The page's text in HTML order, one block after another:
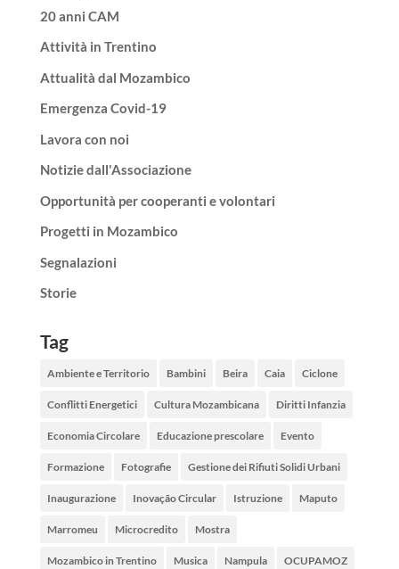
20 anni CAM
Attività in Trentino
Attualità dal Mozambico
Emergenza Covid-19
Lavora con noi
Notizie dall'Associazione
Opportunità per cooperanti e volontari
Progetti in Mozambico
Segnalazioni
Storie
Tag
Ambiente e Territorio Bambini Beira Caia Ciclone
Conflitti Energetici Cultura Mozambicana Diritti Infanzia
Economia Circolare Educazione prescolare Evento
Formazione Fotografie Gestione dei Rifiuti Solidi Urbani
Inaugurazione Inovação Circular Istruzione Maputo
Marromeu Microcredito Mostra
Mozambico in Trentino Musica Nampula OCUPAMOZ